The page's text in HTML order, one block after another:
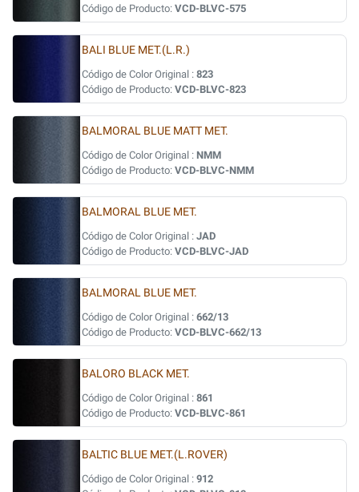
Código de Producto: VCD-BLVC-575
BALI BLUE MET.(L.R.)
Código de Color Original : 823
Código de Producto: VCD-BLVC-823
BALMORAL BLUE MATT MET.
Código de Color Original : NMM
Código de Producto: VCD-BLVC-NMM
BALMORAL BLUE MET.
Código de Color Original : JAD
Código de Producto: VCD-BLVC-JAD
BALMORAL BLUE MET.
Código de Color Original : 662/13
Código de Producto: VCD-BLVC-662/13
BALORO BLACK MET.
Código de Color Original : 861
Código de Producto: VCD-BLVC-861
BALTIC BLUE MET.(L.ROVER)
Código de Color Original : 912